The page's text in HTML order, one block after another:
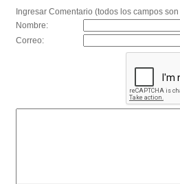
Ingresar Comentario (todos los campos
Nombre:
Correo: